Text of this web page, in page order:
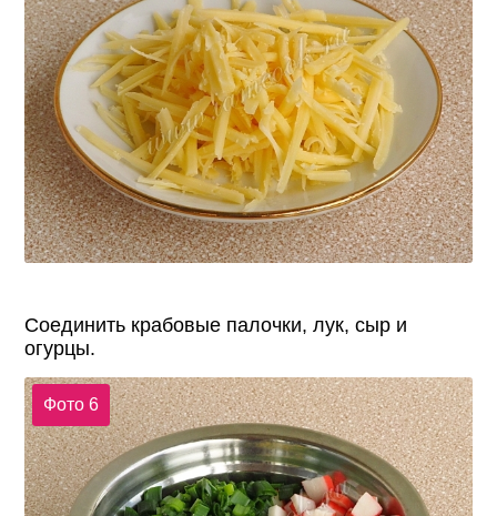
Соединить крабовые палочки, лук, сыр и
огурцы.
Фото 6